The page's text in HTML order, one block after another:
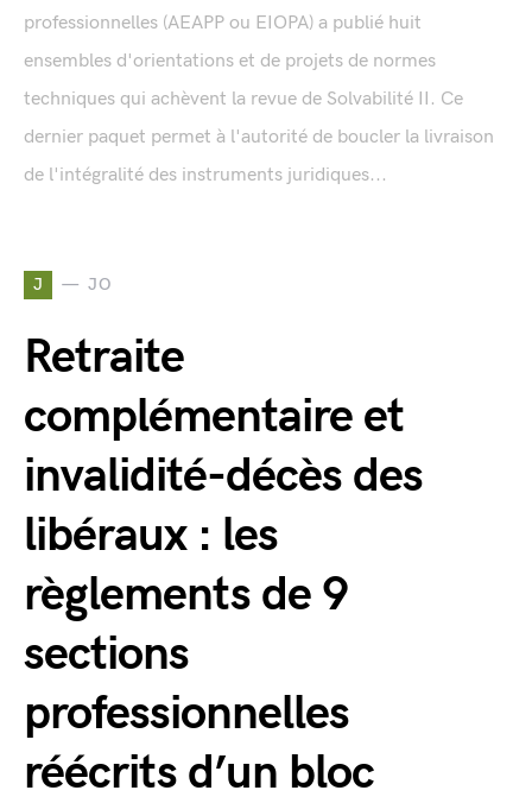
professionnelles (AEAPP ou EIOPA) a publié huit
ensembles d'orientations et de projets de normes
techniques qui achèvent la revue de Solvabilité II. Ce
dernier paquet permet à l'autorité de boucler la livraison
de l'intégralité des instruments juridiques...
J JO
Retraite
complémentaire et
invalidité-décès des
libéraux : les
règlements de 9
sections
professionnelles
réécrits d’un bloc